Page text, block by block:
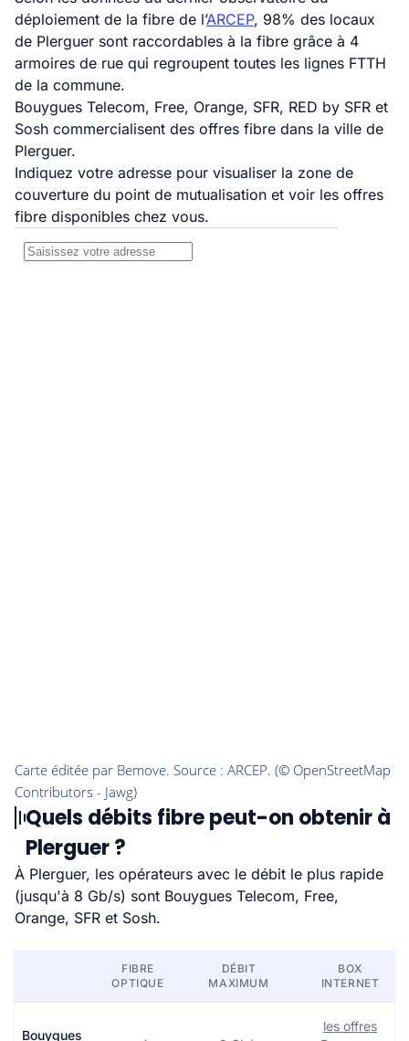
déploiement de la fibre de l’ARCEP, 98% des locaux
de Plerguer sont raccordables à la fibre grâce à 4
armoires de rue qui regroupent toutes les lignes FTTH
de la commune.
Bouygues Telecom, Free, Orange, SFR, RED by SFR et
Sosh commercialisent des offres fibre dans la ville de
Plerguer.
Indiquez votre adresse pour visualiser la zone de
couverture du point de mutualisation et voir les offres
fibre disponibles chez vous.
Quels débits fibre peut-on obtenir à
Plerguer ?
À Plerguer, les opérateurs avec le débit le plus rapide
(jusqu'à 8 Gb/s) sont Bouygues Telecom, Free,
Orange, SFR et Sosh.
FIBRE
OPTIQUE
DÉBIT
MAXIMUM
BOX
INTERNET
Bouygues
les offres